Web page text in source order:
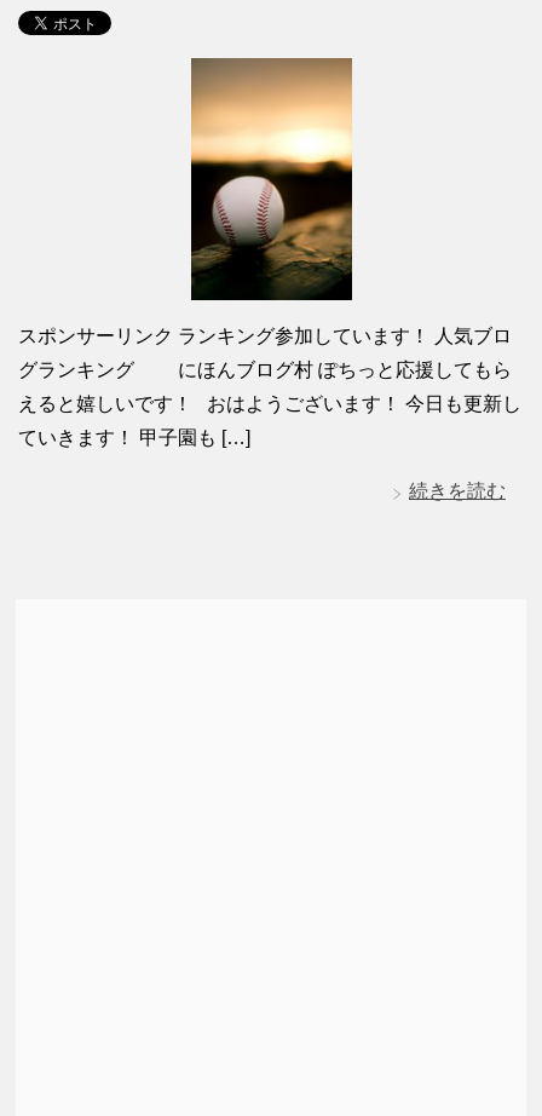
スポンサーリンク ランキング参加しています！ 人気ブロ
グランキング にほんブログ村 ぽちっと応援してもら
えると嬉しいです！ おはようございます！ 今日も更新し
ていきます！ 甲子園も […]
続きを読む